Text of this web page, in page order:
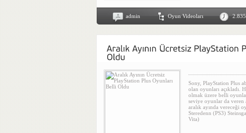
admin Oyun Videoları
Sony, PlayStation Plus
olan oyunları açıkladı.
olmak üzere belli
seviye oyunlar da veren
aralık ayında vereceği
Steredenn (PS3)
Vita)